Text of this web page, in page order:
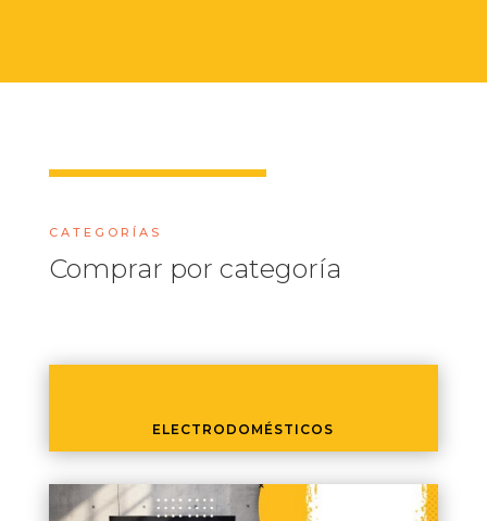
CATEGORÍAS
Comprar por categoría
ELECTRODOMÉSTICOS